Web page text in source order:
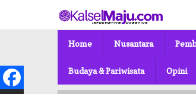
konten
Home Nusantara
Budaya & Pariwisata Opini